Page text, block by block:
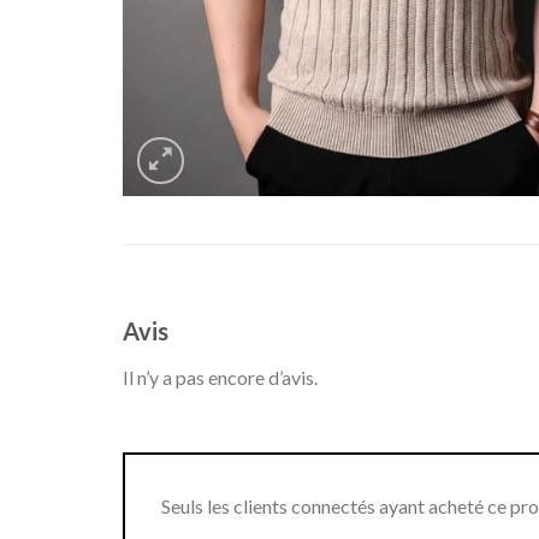
Avis
Il n’y a pas encore d’avis.
Seuls les clients connectés ayant acheté ce